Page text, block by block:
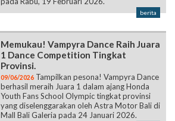
berita
Memukau! Vampyra Dance Raih Juara
1 Dance Competition Tingkat
Provinsi.
09/06/2026 Tampilkan pesona! Vampyra Dance
berhasil meraih Juara 1 dalam ajang Honda
Youth Fans School Olympic tingkat provinsi
yang diselenggarakan oleh Astra Motor Bali di
Mall Bali Galeria pada 24 Januari 2026.